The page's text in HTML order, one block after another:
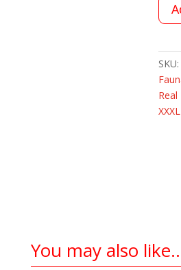
SKU:
XXXL
You may also